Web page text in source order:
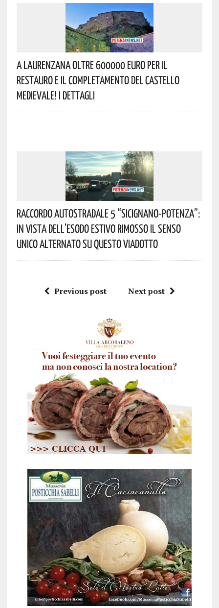
A Laurenzana Oltre 600000 Euro Per Il
Restauro E Il Completamento Del Castello
Medievale! I Dettagli
Raccordo Autostradale 5 “Sicignano-Potenza”:
In Vista Dell’esodo Estivo Rimosso Il Senso
Unico Alternato Su Questo Viadotto
Previous post Next post